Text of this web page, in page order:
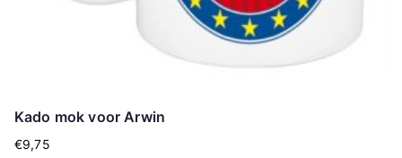
Kado mok voor Arwin
€9,75